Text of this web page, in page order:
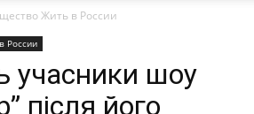
Жить в России
России
учасники шоу
після його